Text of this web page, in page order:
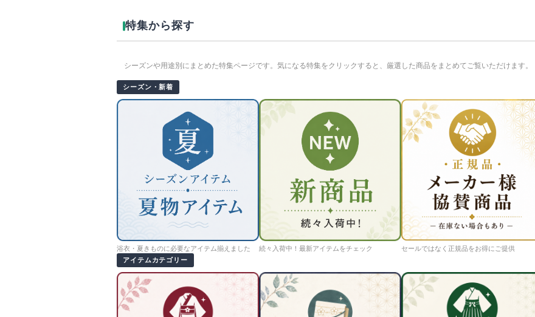
特集から探す
シーズンや用途別にまとめた特集ページです。気になる特集をクリックすると、厳選した商品をまとめてご覧いただけます。
シーズン・新着
浴衣・夏きものに必要なアイテム揃えました 続々入荷中！最新アイテムをチェック
セールではなく正規品をお得にご提供
アイテムカテゴリー